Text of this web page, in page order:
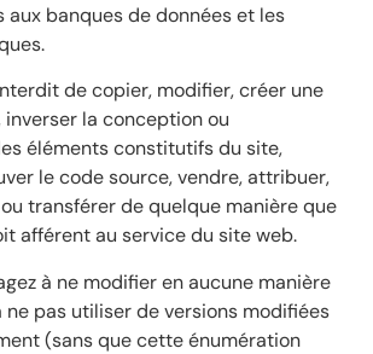
banques de données et les
de copier, modifier, créer une
la conception ou
éléments constitutifs du site,
le code source, vendre, attribuer,
transférer de quelque manière que
afférent au service du site web.
à ne modifier en aucune manière
ne pas utiliser de versions modifiées
(sans que cette énumération